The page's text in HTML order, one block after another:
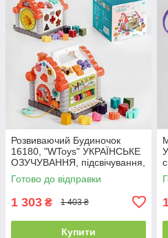
Розвиваючий Будиночок
16180, "WToys" УКРАЇНСЬКЕ
ОЗУЧУВАННЯ, підсвічування,
звуки, 8 пісень, сортер
Готово до відправки
1 303 ₴ 1 403 ₴
Купити